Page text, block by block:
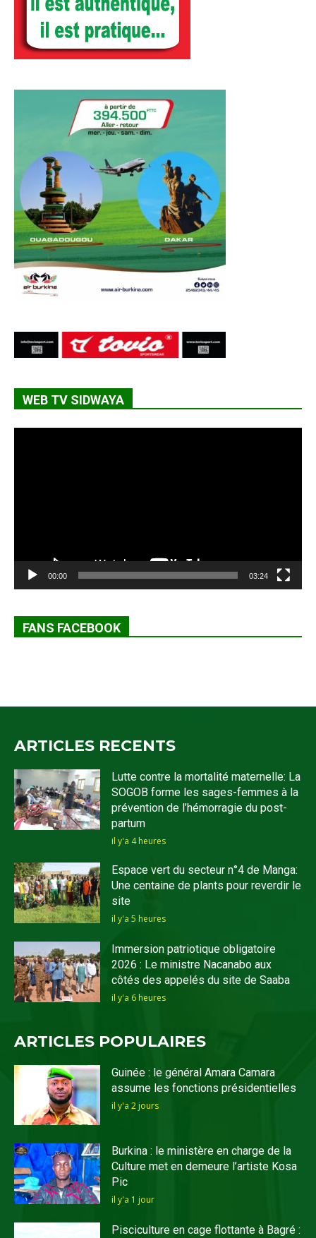
WEB TV SIDWAYA
00:00 03:24
FANS FACEBOOK
ARTICLES RECENTS
Lutte contre la mortalité maternelle: La
SOGOB forme les sages-femmes à la
prévention de l’hémorragie du post-
partum
il y'a 4 heures
Espace vert du secteur n°4 de Manga:
Une centaine de plants pour reverdir le
site
il y'a 5 heures
Immersion patriotique obligatoire
2026 : Le ministre Nacanabo aux
côtés des appelés du site de Saaba
il y'a 6 heures
ARTICLES POPULAIRES
Guinée : le général Amara Camara
assume les fonctions présidentielles
il y'a 2 jours
Burkina : le ministère en charge de la
Culture met en demeure l’artiste Kosa
Pic
il y'a 1 jour
Pisciculture en cage flottante à Bagré :